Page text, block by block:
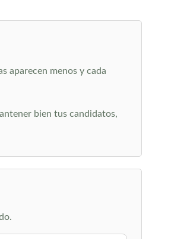
aparecen menos y cada
bien tus candidatos,